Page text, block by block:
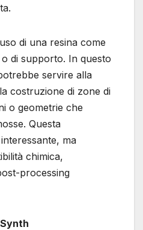
di una resina come
di supporto. In questo
servire alla
costruzione di zone di
o geometrie che
Questa
ma
chimica,
processing